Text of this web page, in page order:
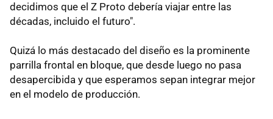
decidimos que el Z Proto debería viajar entre las
décadas, incluido el futuro".
Quizá lo más destacado del diseño es la prominente
parrilla frontal en bloque, que desde luego no pasa
desapercibida y que esperamos sepan integrar mejor
en el modelo de producción.